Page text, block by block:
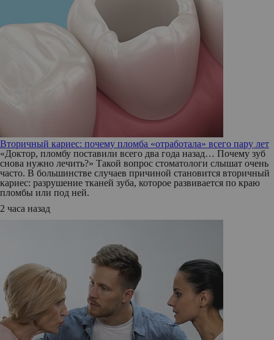
Вторичный кариес: почему пломба «отработала» всего пару лет
«Доктор, пломбу поставили всего два года назад… Почему зуб
снова нужно лечить?» Такой вопрос стоматологи слышат очень
часто. В большинстве случаев причиной становится вторичный
кариес: разрушение тканей зуба, которое развивается по краю
пломбы или под ней.
2 часа назад